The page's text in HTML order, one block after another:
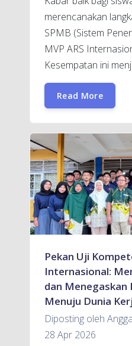
merencanakan
SPMB (Sistem
MVP ARS
Kesempatan ini
Read More
Pekan Uji
Internasional:
dan Menegaskan
Menuju Dunia
Diposting oleh
28 Apr 2026